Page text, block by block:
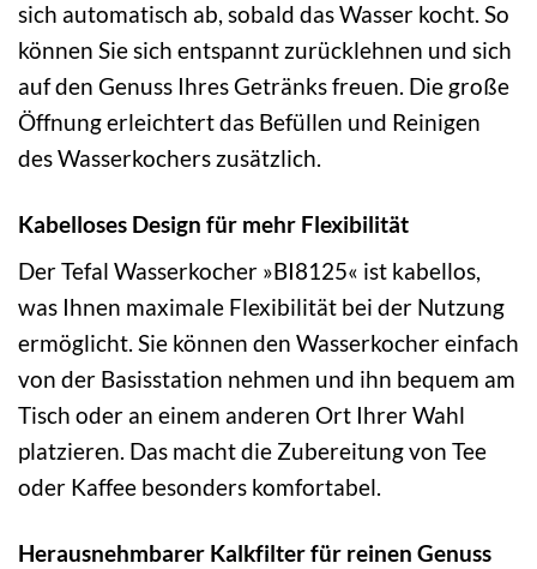
sich automatisch ab, sobald das Wasser kocht. So
können Sie sich entspannt zurücklehnen und sich
auf den Genuss Ihres Getränks freuen. Die große
Öffnung erleichtert das Befüllen und Reinigen
des Wasserkochers zusätzlich.
Kabelloses Design für mehr Flexibilität
Der Tefal Wasserkocher »BI8125« ist kabellos,
was Ihnen maximale Flexibilität bei der Nutzung
ermöglicht. Sie können den Wasserkocher einfach
von der Basisstation nehmen und ihn bequem am
Tisch oder an einem anderen Ort Ihrer Wahl
platzieren. Das macht die Zubereitung von Tee
oder Kaffee besonders komfortabel.
Herausnehmbarer Kalkfilter für reinen Genuss